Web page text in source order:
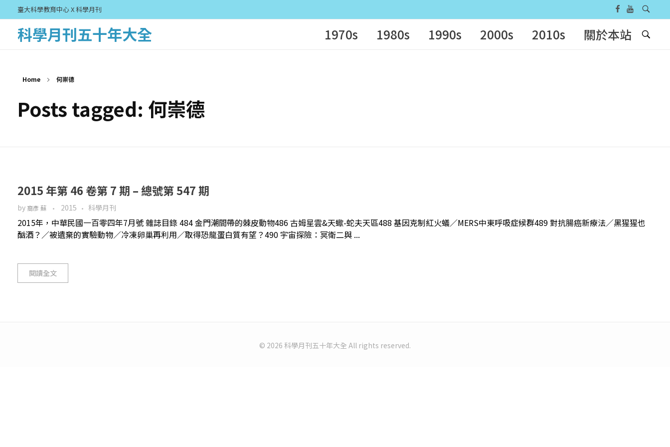
臺大科學教育中心 X 科學月刊
科學月刊五十年大全 1970s 1980s 1990s 2000s 2010s 關於本站
Home 何崇德
Posts tagged: 何崇德
2015 年第 46 卷第 7 期 – 總號第 547 期
by 裔彥 蘇 2015 科學月刊
2015年，中華民國一百零四年7月號 雜誌目錄 484 金門潮間帶的棘皮動物486 古姆星雲&天蠍-蛇夫天區488 基因克制紅火蟻／MERS中東呼吸症候群489 對抗腸癌新療法／黑猩猩也
酗酒？／被遺棄的實驗動物／冷凍卵巢再利用／取得恐龍蛋白質有望？490 宇宙探險：冥衛二與 ...
閱讀全文
© 2026 科學月刊五十年大全 All rights reserved.